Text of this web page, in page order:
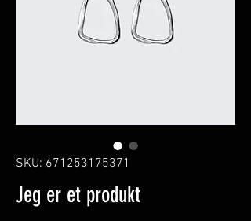
SKU: 671253175371
Jeg er et produkt